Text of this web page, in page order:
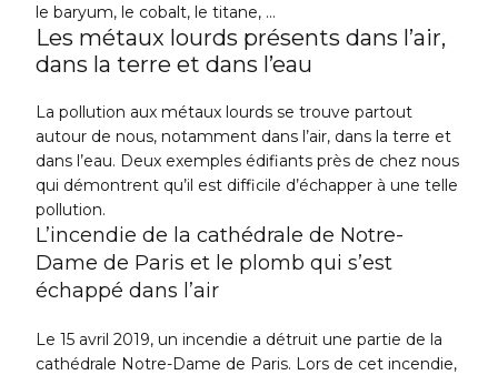
le baryum, le cobalt, le titane, …
Les métaux lourds présents dans l’air,
dans la terre et dans l’eau
La pollution aux métaux lourds se trouve partout
autour de nous, notamment dans l’air, dans la terre et
dans l’eau. Deux exemples édifiants près de chez nous
qui démontrent qu’il est difficile d’échapper à une telle
pollution.
L’incendie de la cathédrale de Notre-
Dame de Paris et le plomb qui s’est
échappé dans l’air
Le 15 avril 2019, un incendie a détruit une partie de la
cathédrale Notre-Dame de Paris. Lors de cet incendie,